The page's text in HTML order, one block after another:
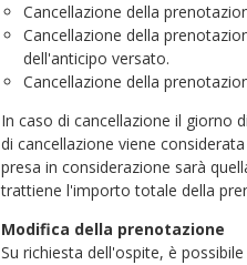
Cancellazione della
Cancellazione della
dell'anticipo versato.
Cancellazione della
In caso di cancellazione il giorno
di cancellazione viene
presa in considerazione sarà
trattiene l'importo totale della
Modifica della prenotazione
Su richiesta dell'ospite, è